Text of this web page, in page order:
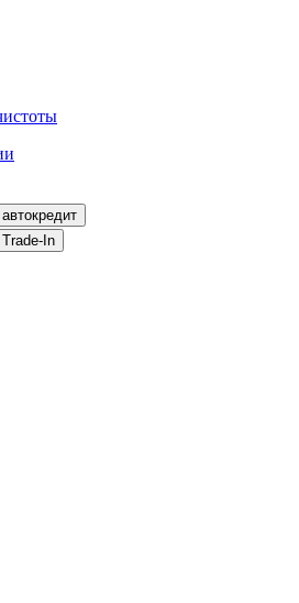
на автокредит
на Trade-In